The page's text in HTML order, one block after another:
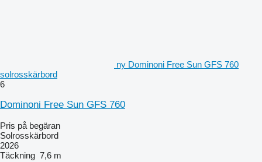
ny Dominoni Free Sun GFS 760
solrosskärbord
6
Dominoni Free Sun GFS 760
Pris på begäran
Solrosskärbord
2026
Täckning 7,6 m